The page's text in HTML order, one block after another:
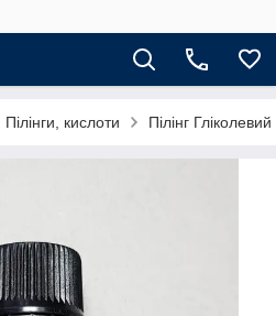
Пілінги, кислоти Пілінг